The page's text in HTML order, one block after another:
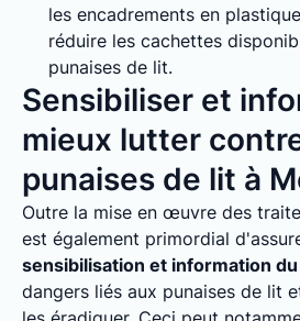
les encadrements en
réduire les cachettes
punaises de lit.
Sensibiliser et
mieux lutter
punaises de lit à
Outre la mise en œuvre des
est également primordial
sensibilisation et information
dangers liés aux punaises de lit